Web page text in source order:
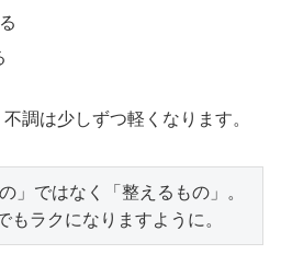
調は少しずつ軽くなります。
」ではなく「整えるもの」。